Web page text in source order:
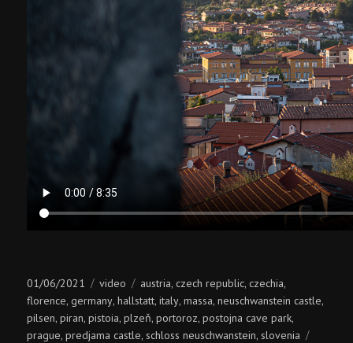
Posted
on
01/06/2021 Categories
video Tags
austria,czech republic,czechia,
florence,germany,hallstatt,italy,massa,neuschwanstein castle,
pilsen,piran,pistoia,plzeň,portoroz,postojna cave park,
prague,predjama castle, schloss neuschwanstein, slovenia